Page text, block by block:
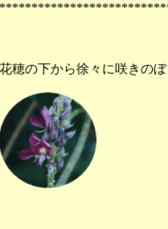
穂の下から徐々に咲きの